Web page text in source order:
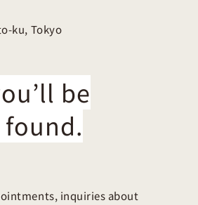
ku, Tokyo
be
inquiries about